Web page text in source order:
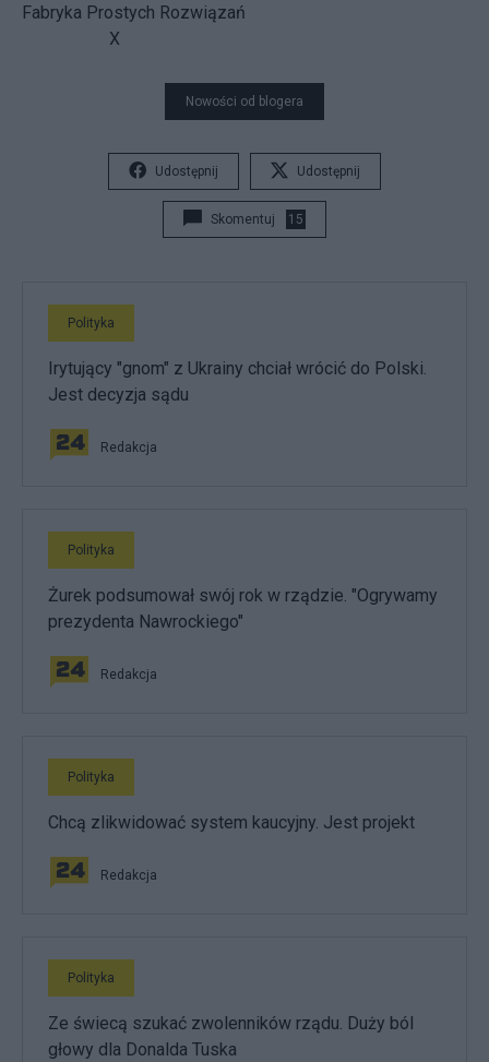
Fabryka Prostych Rozwiązań
X
Nowości od blogera
Udostępnij Udostępnij
Skomentuj 15
Polityka
Irytujący "gnom" z Ukrainy chciał wrócić do Polski.
Jest decyzja sądu
Redakcja
Polityka
Żurek podsumował swój rok w rządzie. "Ogrywamy
prezydenta Nawrockiego"
Redakcja
Polityka
Chcą zlikwidować system kaucyjny. Jest projekt
Redakcja
Polityka
Ze świecą szukać zwolenników rządu. Duży ból
głowy dla Donalda Tuska